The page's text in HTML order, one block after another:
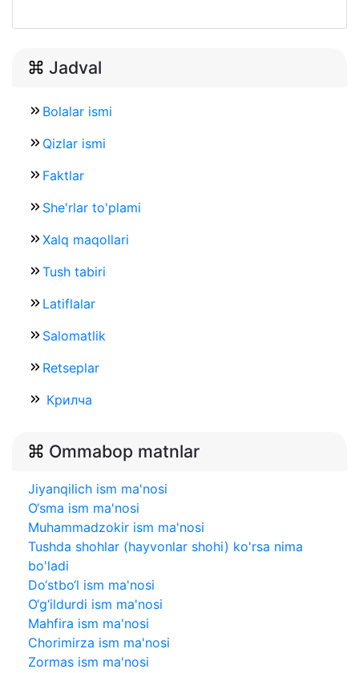
Jadval
Bolalar ismi
Qizlar ismi
Faktlar
She'rlar to'plami
Xalq maqollari
Tush tabiri
Latiflalar
Salomatlik
Retseplar
Крилча
Ommabop matnlar
Jiyanqilich ism ma'nosi
O‘sma ism ma'nosi
Muhammadzokir ism ma'nosi
Tushda shohlar (hayvonlar shohi) ko'rsa nima
bo'ladi
Do‘stbo‘l ism ma'nosi
O‘g‘ildurdi ism ma'nosi
Mahfira ism ma'nosi
Chorimirza ism ma'nosi
Zormas ism ma'nosi